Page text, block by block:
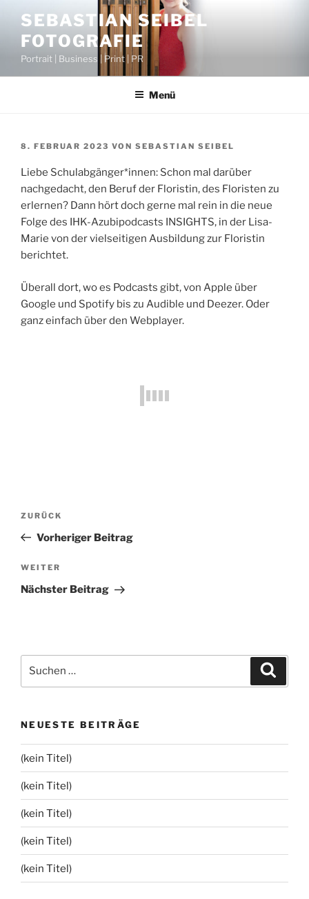
Inhalt
springen
SEBASTIAN SEIBEL
FOTOGRAFIE
Portrait | Business | Print | PR
Menü
VERÖFFENTLICHT
8. FEBRUAR 2023 VON SEBASTIAN SEIBEL
Liebe Schulabgänger*innen: Schon mal darüber
nachgedacht, den Beruf der Floristin, des Floristen zu
erlernen? Dann hört doch gerne mal rein in die neue
Folge des IHK-Azubipodcasts INSIGHTS, in der Lisa-
Marie von der vielseitigen Ausbildung zur Floristin
berichtet.
Überall dort, wo es Podcasts gibt, von Apple über
Google und Spotify bis zu Audible und Deezer. Oder
ganz einfach über den Webplayer.
Beitragsnavigation
Vorheriger
Beitrag
ZURÜCK
Vorheriger Beitrag
Nächster
Beitrag
WEITER
Nächster Beitrag
nach:
NEUESTE BEITRÄGE
(kein Titel)
(kein Titel)
(kein Titel)
(kein Titel)
(kein Titel)